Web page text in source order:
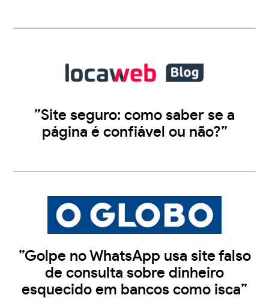
”Site seguro: como saber se a
página é confiável ou não?”
”Golpe no WhatsApp usa site falso
de consulta sobre dinheiro
esquecido em bancos como isca”